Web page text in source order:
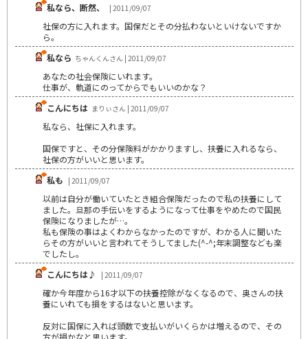
私なら、断然、
| 2011/09/07
社保の方に入れます。国保だとその分払わないといけないですか
ら。
私なら ちゃんくんさん | 2011/09/07
あなたの社会保険にいれます。
仕事が、軌道にのってからでもいいのかな？
こんにちは まりぃさん | 2011/09/07
私なら、社保に入れます。
国保ですと、その分保険料がかかりますし、扶養に入れるなら、
社保の方がいいと思います。
私も | 2011/09/07
以前は自分が働いていたとき組合保険だったので私の扶養にして
ました。旦那の手伝いをするようになって仕事をやめたので国民
保険になりましたが…。
私も保険の事はよくわからなかったのですが、わかる人に聞いた
らその方がいいと言われてそうしてました(^-^;年末調整なども楽
でしたし。
こんにちは♪
| 2011/09/07
確か今年度から16才以下の扶養控除がなくなるので、奥さんの扶
養にいれても損をするはないと思います。
反対に国保に入れば頭数で支払いがいくらかは増えるので、その
方が損かなと思います。